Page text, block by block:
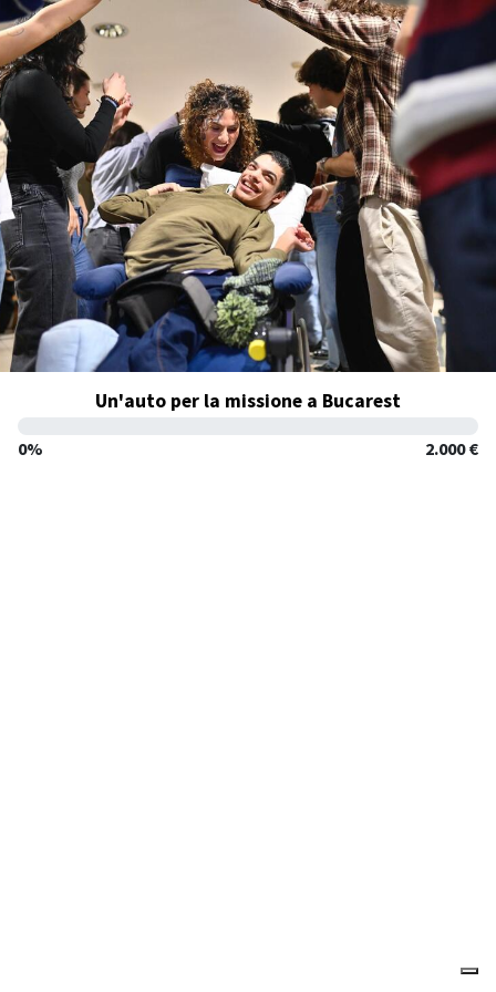
Un'auto per la missione a Bucarest
0% 2.000 €